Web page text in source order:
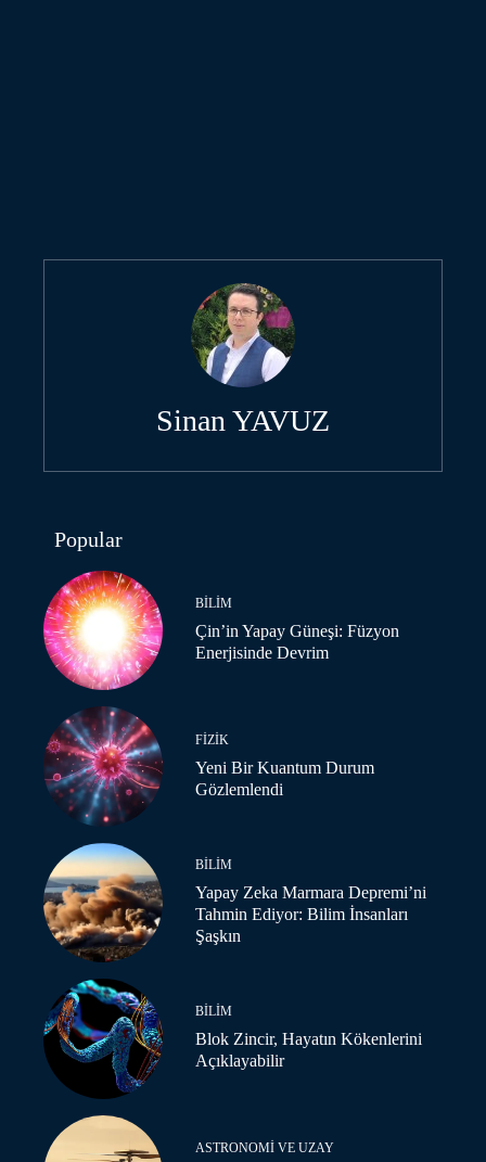
Sinan YAVUZ
Popular
BILIM
Çin’in Yapay Güneşi: Füzyon
Enerjisinde Devrim
FIZIK
Yeni Bir Kuantum Durum
Gözlemlendi
BILIM
Yapay Zeka Marmara Depremi’ni
Tahmin Ediyor: Bilim İnsanları
Şaşkın
BILIM
Blok Zincir, Hayatın Kökenlerini
Açıklayabilir
ASTRONOMI VE UZAY